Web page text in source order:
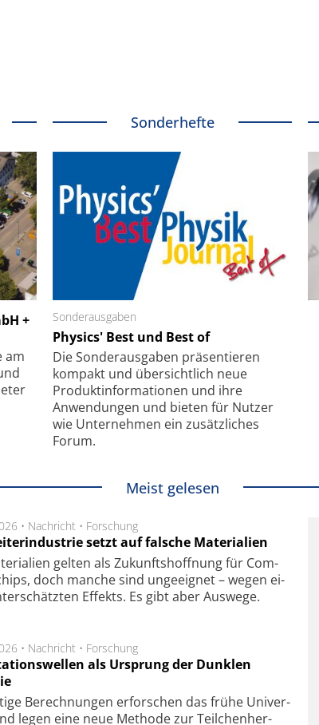
+
am
Sonderhefte
Sonderausgaben
Physics' Best und Best of
Die Sonder­ausgaben präsentieren
kompakt und übersichtlich neue
Produkt­informationen und ihre
Anwendungen und bieten für Nutzer
wie Unternehmen ein zusätzliches
Forum.
Elektronenmikroskopie auf
kleinstem Raum
Meist gelesen
• Nachricht • Forschung
setzt auf falsche Materialien
gel­ten als Zu­kunfts­hoff­nung für Com­
doch man­che sind un­ge­eig­net – we­gen ei­
Ef­fekts. Es gibt aber Aus­we­ge.
• Nachricht • Forschung
als Ursprung der Dunklen
Be­rech­nung­en er­for­schen das frü­he Uni­ver­
legen eine neue Me­tho­de zur Teil­chen­her­